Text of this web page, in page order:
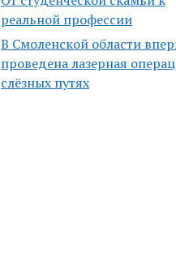
реальной профессии
В Смоленской области
проведена лазерная
слёзных путях